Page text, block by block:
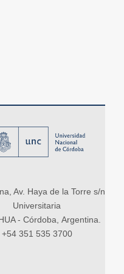
Av. Haya de la Torre s/n,
Universitaria
- Córdoba, Argentina.
+54 351 535 3700